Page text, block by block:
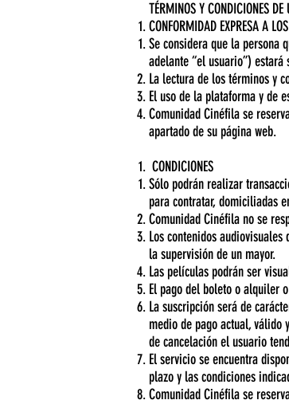
TÉRMINOS Y CONDICIONES
CONFORMIDAD EXPRESA A
Se considera que la persona
adelante “el usuario”)
La lectura de los términos y
El uso de la plataforma y de
Comunidad Cinéfila se
apartado de su página web.
CONDICIONES
Sólo podrán realizar
para contratar, domiciliadas
Comunidad Cinéfila no se
Los contenidos
la supervisión de un mayor.
Las películas podrán ser
El pago del boleto o alquiler
La suscripción será de
medio de pago actual, válido
de cancelación el usuario
El servicio se encuentra
plazo y las condiciones
Comunidad Cinéfila se